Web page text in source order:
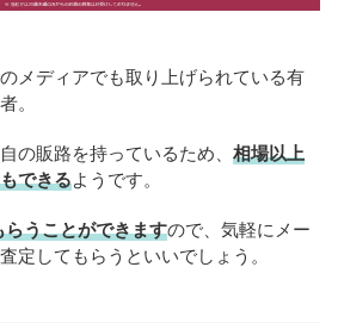
メディアでも取り上げられている有
。
の販路を持っているため、 相場以上
できるようです。
うことができますので、気軽にメー
定してもらうといいでしょう。